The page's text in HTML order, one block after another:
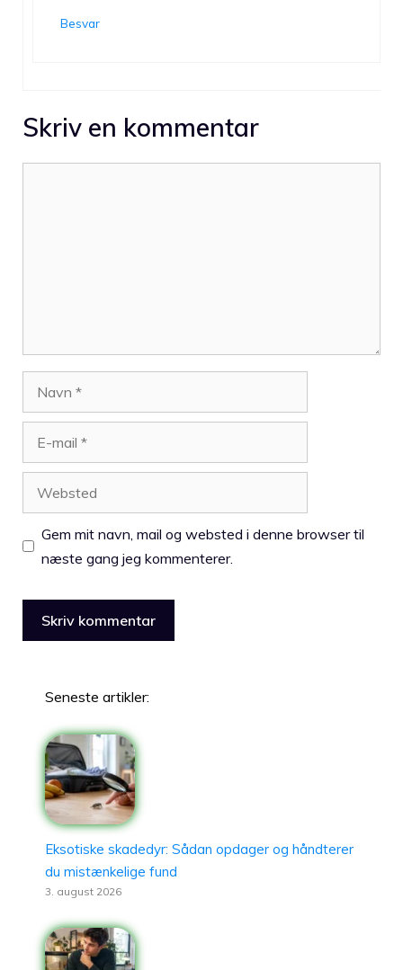
Besvar
Skriv en kommentar
Gem mit navn, mail og websted i denne browser til
næste gang jeg kommenterer.
Seneste artikler:
Eksotiske skadedyr: Sådan opdager og håndterer
du mistænkelige fund
3. august 2026